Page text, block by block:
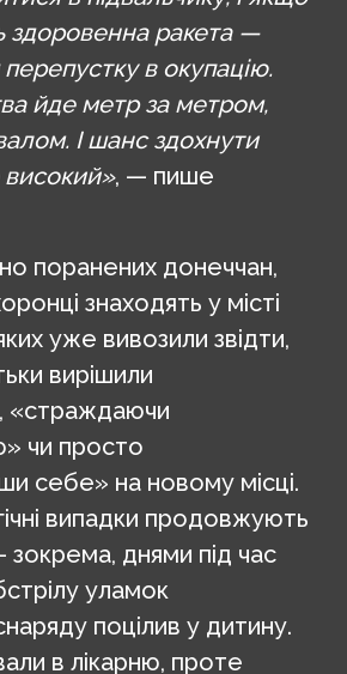
здоровенна ракета —
в окупацію.
йде метр за метром,
І шанс здохнути
, — пише
поранених донеччан,
знаходять у місті
уже вивозили звідти,
вирішили
«страждаючи
чи просто
себе» на новому місці.
випадки продовжують
зокрема, днями під час
уламок
поцілив у дитину.
в лікарню, проте